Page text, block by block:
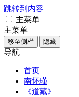
跳转到内容
主菜单
主菜单
移至侧栏 隐藏
导航
首页
南怀瑾
《道藏》